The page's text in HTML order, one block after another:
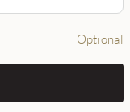
Optional